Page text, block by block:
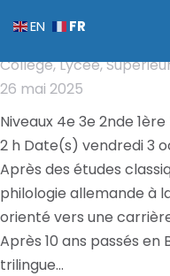
et/ou monstre ?
Collège,Lycée,
26 mai 2025
Niveaux 4e 3e 2nde
2 h Date(s) vendredi 3
Après des études
philologie allemande à
orienté vers une
Après 10 ans passés
trilingue…
EN FR